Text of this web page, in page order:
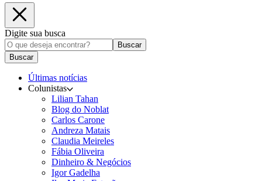
Digite sua busca
Buscar
Buscar
Últimas notícias
Colunistas
Lilian Tahan
Blog do Noblat
Carlos Carone
Andreza Matais
Claudia Meireles
Fábia Oliveira
Dinheiro & Negócios
Igor Gadelha